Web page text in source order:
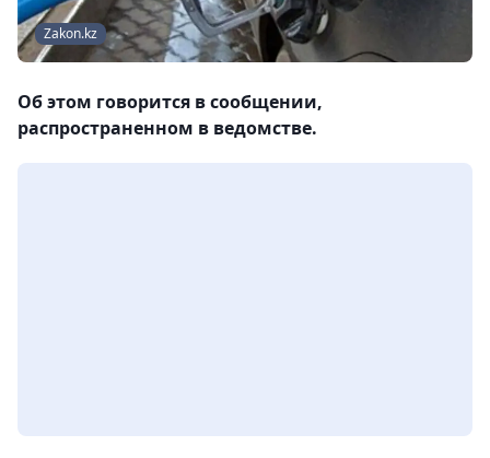
Zakon.kz
Об этом говорится в сообщении,
распространенном в ведомстве.